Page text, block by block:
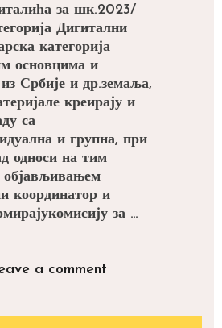
за шк.2023/
Дигитални
категорија
основцима и
Србије и др.земаља,
креирају и
са
и групна, при
односи на тим
објављивањем
координатор и
за …
a comment